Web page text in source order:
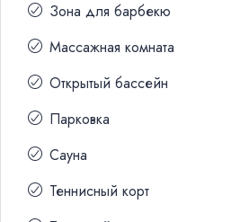
Зона для барбекю
Массажная комната
Открытый бассейн
Парковка
Сауна
Теннисный корт